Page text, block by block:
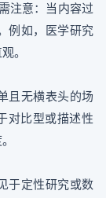
注意：当内容过
例如，医学研究
。
无横表头的场
对比型或描述性
定性研究或数